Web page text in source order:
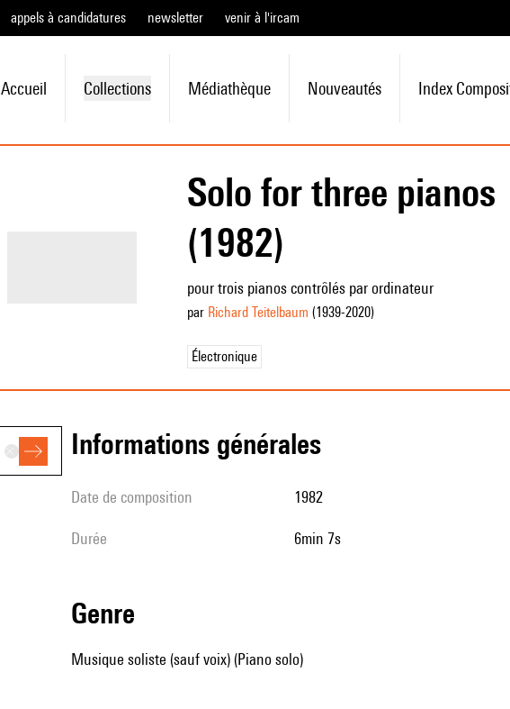
appels à candidatures newsletter venir à l'ircam
Accueil Collections Médiathèque Nouveautés Index
Solo for three pianos
(1982)
pour trois pianos contrôlés par ordinateur
par Richard Teitelbaum (1939-2020)
Électronique
informations générales
date de composition 1982
durée 6min 7s
genre
Musique soliste (sauf voix) (Piano solo)